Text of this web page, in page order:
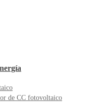
de CC fotovoltaico